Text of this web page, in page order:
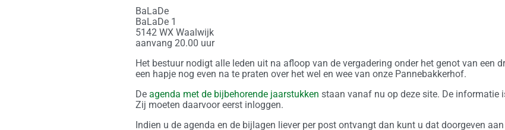
BaLaDe
BaLaDe 1
5142 WX Waalwijk
aanvang 20.00 uur
Het bestuur nodigt alle leden uit na afloop van de vergadering onder het genot van een
een hapje nog even na te praten over het wel en wee van onze Pannebakkerhof.
De agenda met de bijbehorende jaarstukken staan vanaf nu op deze site. De informatie
Zij moeten daarvoor eerst inloggen.
Indien u de agenda en de bijlagen liever per post ontvangt dan kunt u dat doorgeven